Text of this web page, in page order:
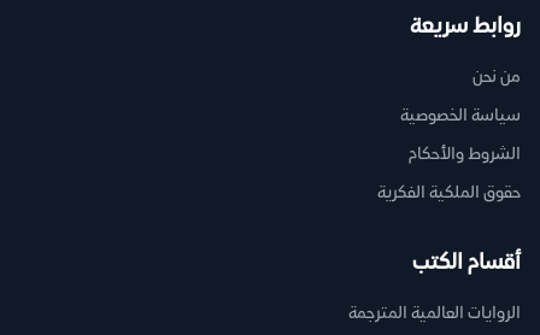
روابط سريعة
من نحن
سياسة الخصوصية
الشروط والأحكام
حقوق الملكية الفكرية
أقسام الكتب
الروايات العالمية المترجمة